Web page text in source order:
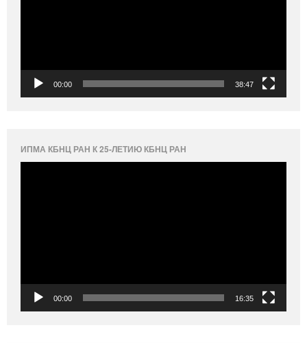
00:00 38:47
ИПМА КБНЦ РАН К 25-ЛЕТИЮ КБНЦ РАН
00:00 16:35